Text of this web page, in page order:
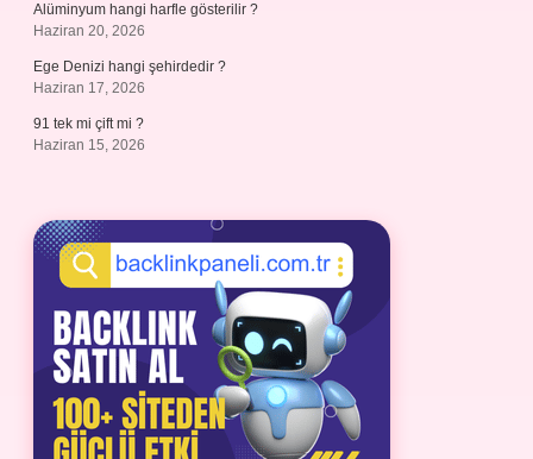
Alüminyum hangi harfle gösterilir ?
Haziran 20, 2026
Ege Denizi hangi şehirdedir ?
Haziran 17, 2026
91 tek mi çift mi ?
Haziran 15, 2026